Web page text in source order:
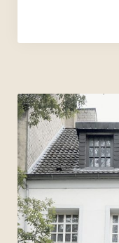
Archiv 2010
Archiv 2009
Archiv 2008
Archiv 2007
Archiv 2006